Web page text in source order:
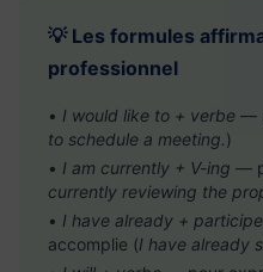
💡 Les formules
professionnel
• I would like to + verbe —
to schedule a meeting.)
• I am currently + V-ing —
currently reviewing the
• I have already +
accomplie (I have already